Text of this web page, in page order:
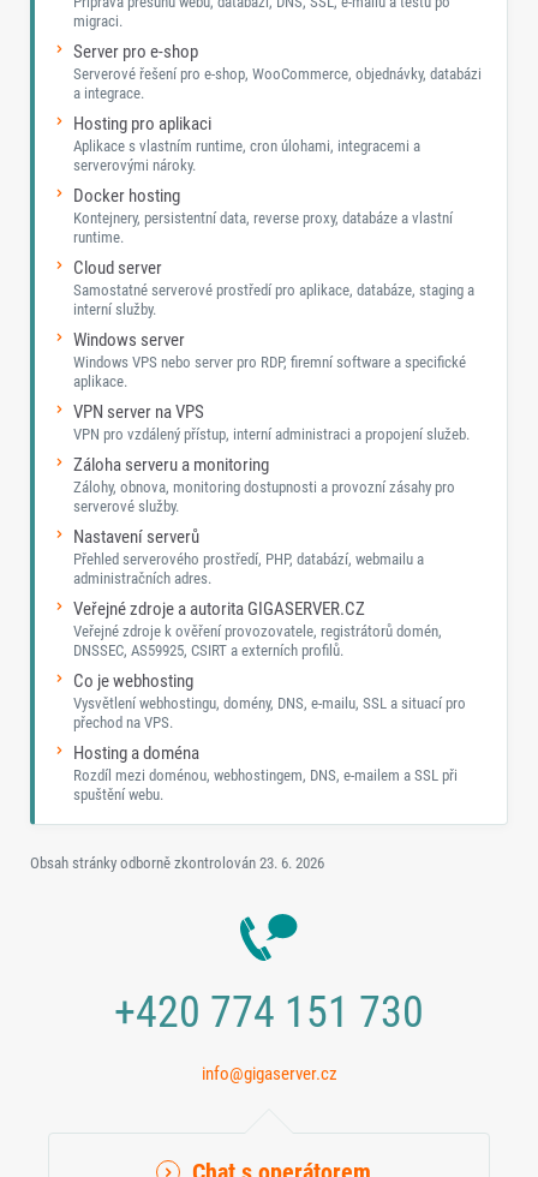
migraci.
Server pro e-shop
Serverové řešení pro e-shop, WooCommerce, objednávky, databázi
a integrace.
Hosting pro aplikaci
Aplikace s vlastním runtime, cron úlohami, integracemi a
serverovými nároky.
Docker hosting
Kontejnery, persistentní data, reverse proxy, databáze a vlastní
runtime.
Cloud server
Samostatné serverové prostředí pro aplikace, databáze, staging a
interní služby.
Windows server
Windows VPS nebo server pro RDP, firemní software a specifické
aplikace.
VPN server na VPS
VPN pro vzdálený přístup, interní administraci a propojení služeb.
Záloha serveru a monitoring
Zálohy, obnova, monitoring dostupnosti a provozní zásahy pro
serverové služby.
Nastavení serverů
Přehled serverového prostředí, PHP, databází, webmailu a
administračních adres.
Veřejné zdroje a autorita GIGASERVER.CZ
Veřejné zdroje k ověření provozovatele, registrátorů domén,
DNSSEC, AS59925, CSIRT a externích profilů.
Co je webhosting
Vysvětlení webhostingu, domény, DNS, e-mailu, SSL a situací pro
přechod na VPS.
Hosting a doména
Rozdíl mezi doménou, webhostingem, DNS, e-mailem a SSL při
spuštění webu.
Obsah stránky odborně zkontrolován 23. 6. 2026
+420 774 151 730
info@gigaserver.cz